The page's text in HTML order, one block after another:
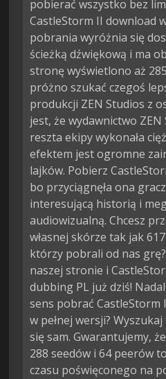
pobierać wszystko bez
CastleStorm II download
pobrania wyróżnia się
ścieżką dźwiękową i ma
stronę wyświetlono aż
próżno szukać czegoś
produkcji ZEN Studios z
jest, że wydawnictwo ZEN
reszta ekipy wykonała
efektem jest ogromne
lajków. Pobierz
bo przyciągnęła ona
interesującą historią i
audiowizualną. Chcesz
własnej skórze tak jak
którzy pobrali od nas
naszej stronie i
dubbing PL już dziś!
sens pobrać CastleStorm
w pełnej wersji?
się sam. Gwarantujemy,
288 seedów i 64 peerów
czasu poświęconego na